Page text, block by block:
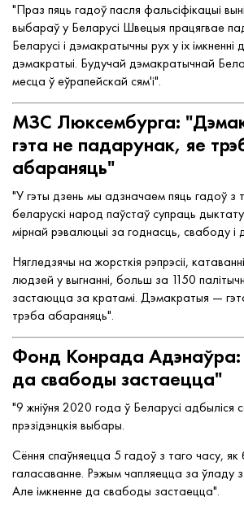
"Праз пяць гадоў пасля фальсіфікацыі
выбараў у Беларусі Швецыя працягвае
Беларусі і дэмакратычны рух у іх імкненні
дэмакратыі. Будучай дэмакратычнай
месца ў еўрапейскай сям'і".
МЗС Люксембурга:
гэта не падарунак, яе
абараняць"
"У гэты дзень мы адзначаем пяць гадоў з
беларускі народ паўстаў супраць
мірнай рэвалюцыі за годнасць, свабоду
Нягледзячы на жорсткія рэпрэсіі,
людзей у выгнанні, больш за 1150
застаюцца за кратамі. Дэмакратыя —
трэба абараняць".
Фонд Конрада Адэнаўра:
да свабоды застаецца"
"9 жніўня 2020 года ў Беларусі адбыліся
прэзідэнцкія выбары.
Сёння спаўняецца 5 гадоў з таго часу,
галасаванне. Рэжым чапляецца за ўладу
Але імкненне да свабоды застаецца".